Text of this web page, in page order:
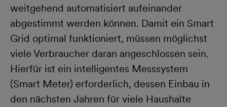
weitgehend automatisiert aufeinander
abgestimmt werden können. Damit ein Smart
Grid optimal funktioniert, müssen möglichst
viele Verbraucher daran angeschlossen sein.
Hierfür ist ein intelligentes Messsystem
(Smart Meter) erforderlich, dessen Einbau in
den nächsten Jahren für viele Haushalte